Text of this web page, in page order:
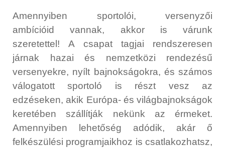
Amennyiben sportolói, versenyzői
ambícióid vannak, akkor is várunk
szeretettel! A csapat tagjai rendszeresen
járnak hazai és nemzetközi rendezésű
versenyekre, nyílt bajnokságokra, és számos
válogatott sportoló is részt vesz az
edzéseken, akik Európa- és világbajnokságok
keretében szállítják nekünk az érmeket.
Amennyiben lehetőség adódik, akár ő
felkészülési programjaikhoz is csatlakozhatsz,